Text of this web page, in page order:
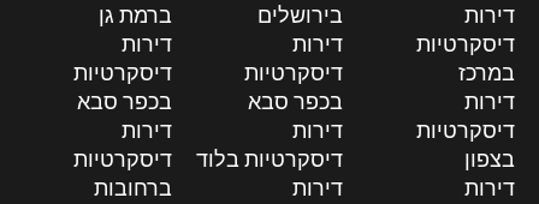
דירות
דיסקרטיות
במרכז
דירות
דיסקרטיות
בצפון
דירות
בירושלים
דירות
דיסקרטיות
בכפר סבא
דירות
דיסקרטיות בלוד
דירות
ברמת גן
דירות
דיסקרטיות
בכפר סבא
דירות
דיסקרטיות
ברחובות